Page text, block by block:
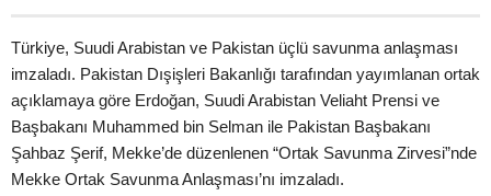
Türkiye, Suudi Arabistan ve Pakistan üçlü savunma anlaşması
imzaladı. Pakistan Dışişleri Bakanlığı tarafından yayımlanan ortak
açıklamaya göre Erdoğan, Suudi Arabistan Veliaht Prensi ve
Başbakanı Muhammed bin Selman ile Pakistan Başbakanı
Şahbaz Şerif, Mekke’de düzenlenen “Ortak Savunma Zirvesi”nde
Mekke Ortak Savunma Anlaşması’nı imzaladı.